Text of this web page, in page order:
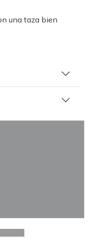
una taza bien